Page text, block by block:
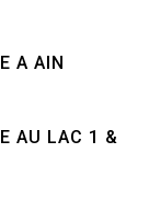
A AIN
AU LAC 1 &